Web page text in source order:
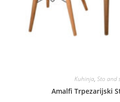
Kuhinja, Sto and
Amalfi Trpezarijski